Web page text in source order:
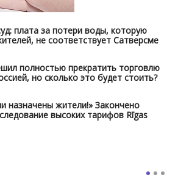
плата за потери воды, которую
не соответствует Сатверсме
полностью прекратить торговлю
но сколько это будет стоить?
назначены жители!» Закончено
высоких тарифов Rīgas